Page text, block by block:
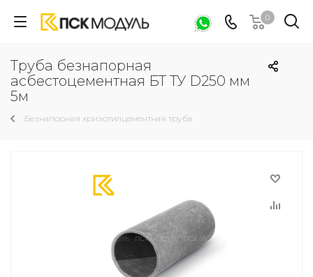
0
Труба безнапорная
асбестоцементная БТ ТУ D250 мм
5м
Безнапорная хризотилцементная труба